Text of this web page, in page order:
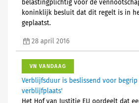
belastingplichtig voor de
koninklijk besluit dat dit regelt is in
geplaatst.
28 april 2016
VN VANDAAG
Verblijfsduur is beslissend voor
verblijfplaats'